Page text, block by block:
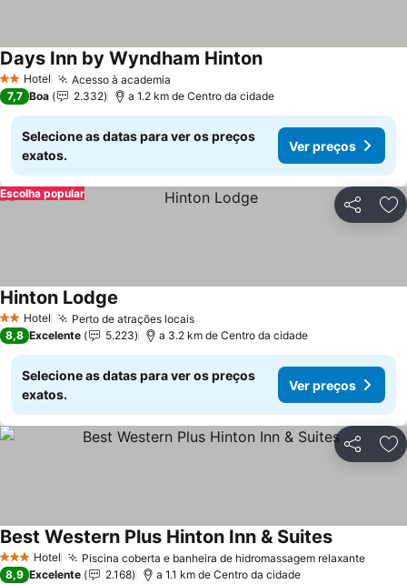
2 Estrelas
Hotel Acesso à academia
Days Inn by Wyndham Hinton
7,7 Boa 2.332 a 1.2 km de Centro da cidade
Selecione as datas para ver os preços
exatos.
Ver preços
Partilhar
Escolha popular
2 Estrelas
Hotel Perto de atrações locais
Hinton Lodge
8,8 Excelente 5.223 a 3.2 km de Centro da cidade
Selecione as datas para ver os preços
exatos.
Ver preços
Partilhar
3 EstrelasHotel Piscina coberta e banheira de hidromassagem relaxante
Best Western Plus Hinton Inn & Suites
8,9 Excelente 2.168 a 1.1 km de Centro da cidade